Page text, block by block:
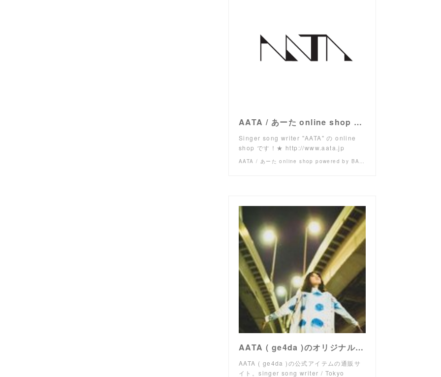
AATA / あーた online shop powered by BASE
Singer song writer "AATA" の online
shop です！★ http://www.aata.jp
AATA / あーた online shop powered by BASE
AATA ( ge4da )のオリジナルアイテム通販 ∞ SUZURI（スズリ）
AATA ( ge4da )の公式アイテムの通販サ
イト。singer song writer / Tokyo